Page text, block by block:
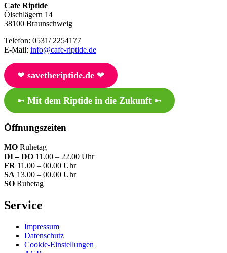
Cafe Riptide
Ölschlägern 14
38100 Braunschweig
Telefon: 0531/ 2254177
E-Mail: info@cafe-riptide.de
❤︎ savetheriptide.de❤︎
➸ Mit dem Riptide in die Zukunft➸
Öffnungszeiten
MO Ruhetag
DI – DO 11.00 – 22.00 Uhr
FR 11.00 – 00.00 Uhr
SA 13.00 – 00.00 Uhr
SO Ruhetag
Service
Impressum
Datenschutz
Cookie-Einstellungen